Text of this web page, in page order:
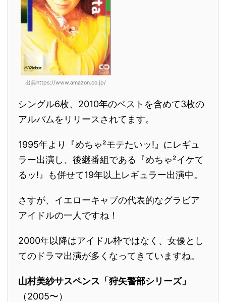
出典https://www.amazon.co.jp/
シングル6枚、2010年のベストを含めて3枚の
アルバムをリリースされてます。
1995年より『めちゃ²モテたいッ!』にレギュ
ラー出演し、後継番組である『めちゃ²イケて
るッ!』も併せて19年以上レギュラー出演中。
さすが、イエローキャブの代表的なグラビア
アイドルの一人ですね！
2000年以降はアイドル枠ではなく、女優とし
てのドラマ出演が多くなってきていますね。
山村美紗サスペンス「狩矢警部シリーズ」
（2005〜）